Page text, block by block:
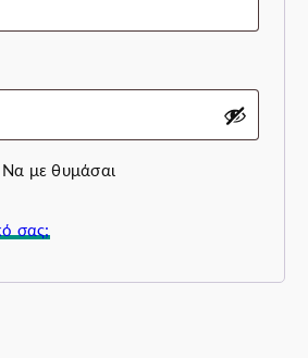
Να με θυμάσαι
σας;